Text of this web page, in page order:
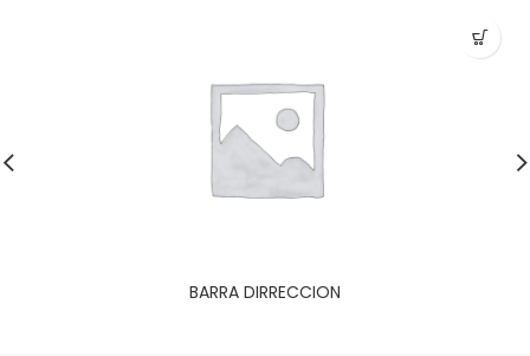
BARRA DIRRECCION